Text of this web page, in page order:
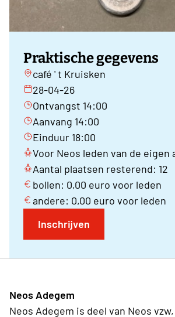
Praktische gegevens
café ' t Kruisken
28-04-26
Ontvangst 14:00
Aanvang 14:00
Einduur 18:00
Voor Neos leden van de eigen
Aantal plaatsen resterend: 12
bollen: 0,00 euro voor leden
andere: 0,00 euro voor leden
Inschrijven
Neos Adegem
Neos Adegem is deel van Neos